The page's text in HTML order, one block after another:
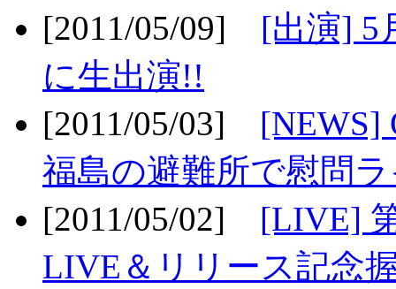
[2011/05/09] [出演] 5
に生出演!!
[2011/05/03] [NEWS]
福島の避難所で慰問
[2011/05/02] [LIVE]
LIVE＆リリース記念